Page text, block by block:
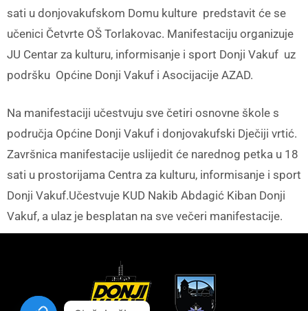
sati u donjovakufskom Domu kulture predstavit će se
učenici Četvrte OŠ Torlakovac. Manifestaciju organizuje
JU Centar za kulturu, informisanje i sport Donji Vakuf uz
podršku Općine Donji Vakuf i Asocijacije AZAD.
Na manifestaciji učestvuju sve četiri osnovne škole s
područja Općine Donji Vakuf i donjovakufski Dječiji vrtić.
Završnica manifestacije uslijedit će narednog petka u 18
sati u prostorijama Centra za kulturu, informisanje i sport
Donji Vakuf.Učestvuje KUD Nakib Abdagić Kiban Donji
Vakuf, a ulaz je besplatan na sve večeri manifestacije.